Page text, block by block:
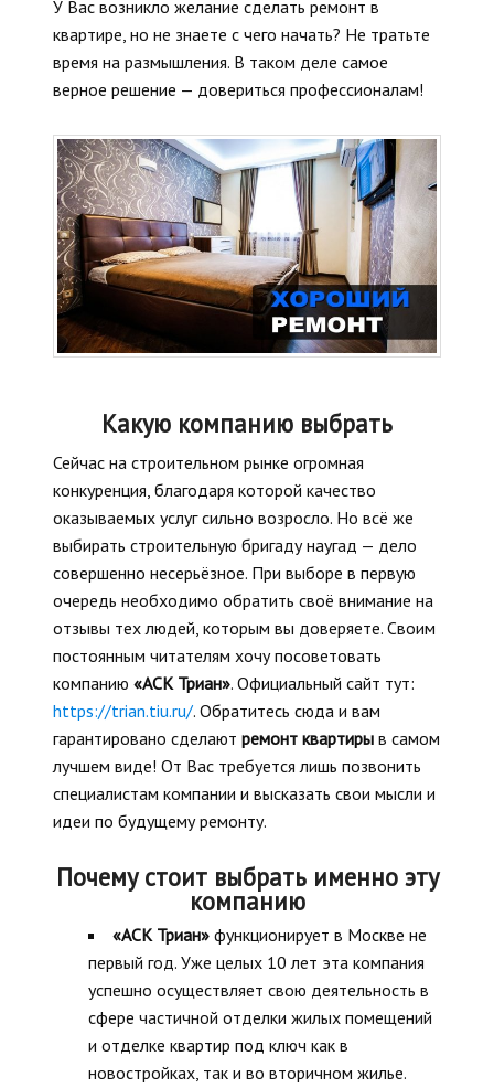
У Вас возникло желание сделать ремонт в
квартире, но не знаете с чего начать? Не тратьте
время на размышления. В таком деле самое
верное решение — довериться профессионалам!
Какую компанию выбрать
Сейчас на строительном рынке огромная
конкуренция, благодаря которой качество
оказываемых услуг сильно возросло. Но всё же
выбирать строительную бригаду наугад — дело
совершенно несерьёзное. При выборе в первую
очередь необходимо обратить своё внимание на
отзывы тех людей, которым вы доверяете. Своим
постоянным читателям хочу посоветовать
компанию «АСК Триан». Официальный сайт тут:
https://trian.tiu.ru/. Обратитесь сюда и вам
гарантировано сделают ремонт квартиры в самом
лучшем виде! От Вас требуется лишь позвонить
специалистам компании и высказать свои мысли и
идеи по будущему ремонту.
Почему стоит выбрать именно эту
компанию
«АСК Триан» функционирует в Москве не
первый год. Уже целых 10 лет эта компания
успешно осуществляет свою деятельность в
сфере частичной отделки жилых помещений
и отделке квартир под ключ как в
новостройках, так и во вторичном жилье.